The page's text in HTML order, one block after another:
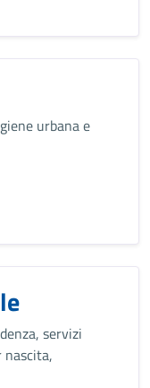
urbana e
servizi